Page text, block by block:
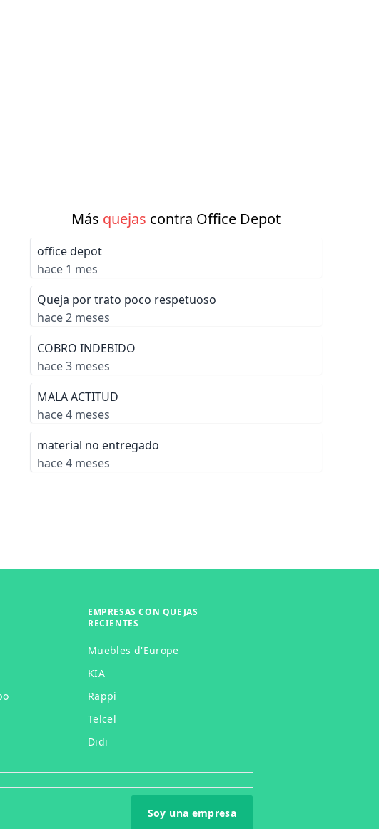
Más quejas contra Office Depot
office depot
hace 1 mes
Queja por trato poco respetuoso
hace 2 meses
COBRO INDEBIDO
hace 3 meses
MALA ACTITUD
hace 4 meses
material no entregado
hace 4 meses
EMPRESAS CON QUEJAS
RECIENTES
Muebles d'Europe
KIA
Rappi
Telcel
Didi
Soy una empresa